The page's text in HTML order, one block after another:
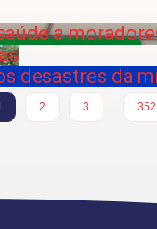
a
desastres da
2 3
352